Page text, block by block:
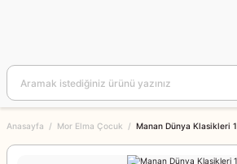
Anasayfa Mor Elma Çocuk Manan Dünya Klasikleri 1